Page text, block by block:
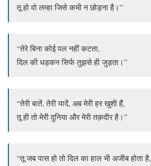
तू हो वो लम्हा जिसे कभी न छोड़ना है।”
“तेरे बिना कोई पल नहीं कटता,
दिल की धड़कन सिर्फ तुझसे ही जुड़ता।”
“तेरी बातें, तेरी यादें, अब मेरी हर खुशी हैं,
तू ही तो मेरी दुनिया और मेरी तक़दीर है।”
“तू जब पास हो तो दिल का हाल भी अजीब होता है,